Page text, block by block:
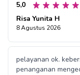
5,0
Risa Yunita H
8 Agustus 2026
pelayanan ok.
penanganan